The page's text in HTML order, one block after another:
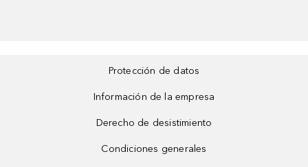
Protección de datos
Información de la empresa
Derecho de desistimiento
Condiciones generales